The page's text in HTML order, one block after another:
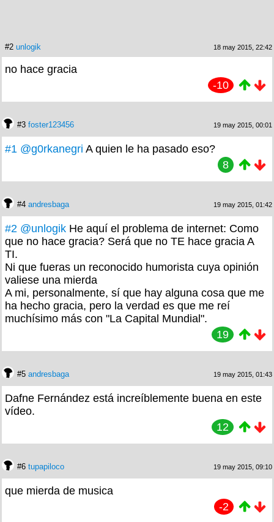
#2 unlogik 18 may 2015, 22:42
no hace gracia
-10
#3 foster123456 19 may 2015, 00:01
#1 @g0rkanegri A quien le ha pasado eso?
8
#4 andresbaga 19 may 2015, 01:42
#2 @unlogik He aquí el problema de internet: Como
que no hace gracia? Será que no TE hace gracia A
TI.
Ni que fueras un reconocido humorista cuya opinión
valiese una mierda
A mi, personalmente, sí que hay alguna cosa que me
ha hecho gracia, pero la verdad es que me reí
muchísimo más con "La Capital Mundial".
19
#5 andresbaga 19 may 2015, 01:43
Dafne Fernández está increíblemente buena en este
vídeo.
12
#6 tupapiloco 19 may 2015, 09:10
que mierda de musica
-2